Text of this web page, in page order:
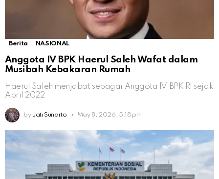
Berita NASIONAL
Anggota IV BPK Haerul Saleh Wafat dalam
Musibah Kebakaran Rumah
Haerul Saleh menjabat sebagai Anggota IV BPK RI sejak
April 2022
by Jati Sunarto May 8, 2026, 5:18 pm